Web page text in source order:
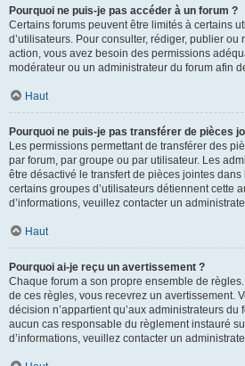
Pourquoi ne puis-je pas accéder à un forum ?
Certains forums peuvent être limités à certains
d’utilisateurs. Pour consulter, rédiger, publier ou
action, vous avez besoin des permissions
modérateur ou un administrateur du forum afin
Haut
Pourquoi ne puis-je pas transférer de pièces
Les permissions permettant de transférer des
par forum, par groupe ou par utilisateur. Les
être désactivé le transfert de pièces jointes
certains groupes d’utilisateurs détiennent cette
d’informations, veuillez contacter un
Haut
Pourquoi ai-je reçu un avertissement ?
Chaque forum a son propre ensemble de
de ces règles, vous recevrez un avertissement.
décision n’appartient qu’aux administrateurs du
aucun cas responsable du règlement instauré
d’informations, veuillez contacter un